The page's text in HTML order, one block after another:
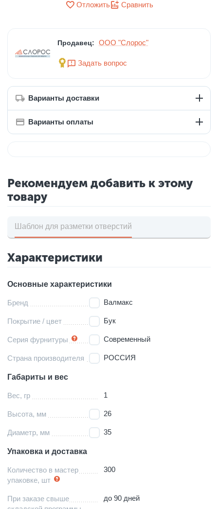
Отложить Сравнить
Продавец: ООО "Слорос"
Задать вопрос
Варианты доставки
Варианты оплаты
Рекомендуем добавить к этому
товару
Шаблон для разметки отверстий
Характеристики
Основные характеристики
Бренд Валмакс
Покрытие / цвет Бук
Серия фурнитуры Современный
Страна производителя РОССИЯ
Габариты и вес
Вес, гр 1
Высота, мм 26
Диаметр, мм 35
Упаковка и доставка
Количество в мастер
упаковке, шт
300
При заказе свыше
до 90 дней